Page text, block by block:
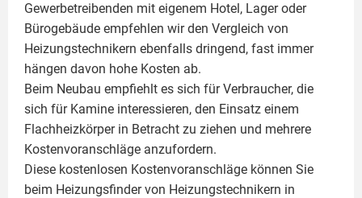
Gewerbetreibenden mit eigenem Hotel, Lager oder
Bürogebäude empfehlen wir den Vergleich von
Heizungstechnikern ebenfalls dringend, fast immer
hängen davon hohe Kosten ab.
Beim Neubau empfiehlt es sich für Verbraucher, die
sich für Kamine interessieren, den Einsatz einem
Flachheizkörperin Betracht zu ziehen und mehrere
Kostenvoranschläge anzufordern.
Diese kostenlosen Kostenvoranschläge können Sie
beim Heizungsfinder von Heizungstechnikern in